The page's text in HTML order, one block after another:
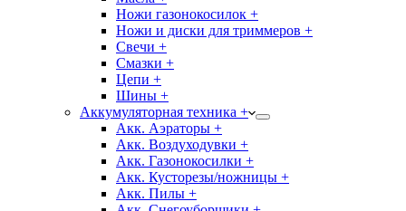
Ножи газонокосилок +
Ножи и диски для триммеров +
Свечи +
Смазки +
Цепи +
Шины +
Аккумуляторная техника +
Акк. Аэраторы +
Акк. Воздуходувки +
Акк. Газонокосилки +
Акк. Кусторезы/ножницы +
Акк. Пилы +